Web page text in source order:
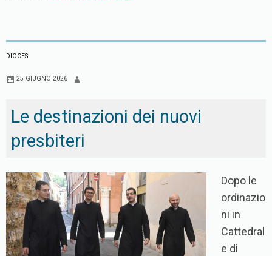
DIOCESI
25 GIUGNO 2026
Le destinazioni dei nuovi
presbiteri
Dopo le
ordinazio
ni in
Cattedral
e di